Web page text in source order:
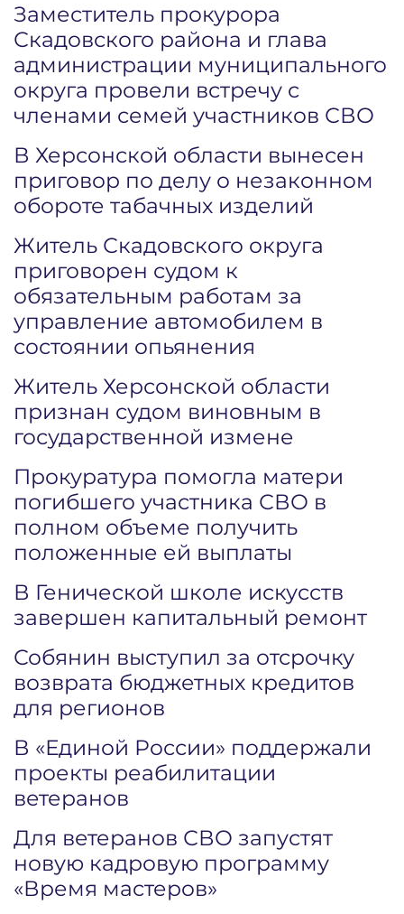
Заместитель прокурора
Скадовского района и глава
администрации муниципального
округа провели встречу с
членами семей участников СВО
В Херсонской области вынесен
приговор по делу о незаконном
обороте табачных изделий
Житель Скадовского округа
приговорен судом к
обязательным работам за
управление автомобилем в
состоянии опьянения
Житель Херсонской области
признан судом виновным в
государственной измене
Прокуратура помогла матери
погибшего участника СВО в
полном объеме получить
положенные ей выплаты
В Генической школе искусств
завершен капитальный ремонт
Собянин выступил за отсрочку
возврата бюджетных кредитов
для регионов
В «Единой России» поддержали
проекты реабилитации
ветеранов
Для ветеранов СВО запустят
новую кадровую программу
«Время мастеров»